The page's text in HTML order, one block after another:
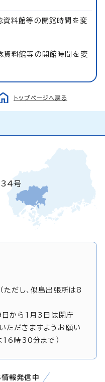
料館等の開館時間を変
料館等の開館時間を変
トップページへ戻る
34号
だし、似島出張所は8
日から1月3日は閉庁
ただきますようお願い
16時30分まで）
報発信中